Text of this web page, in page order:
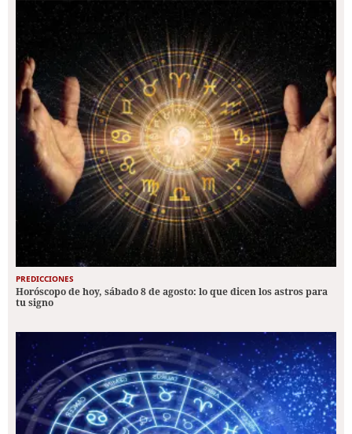
PREDICCIONES
Horóscopo de hoy, sábado 8 de agosto: lo que dicen los astros para
tu signo